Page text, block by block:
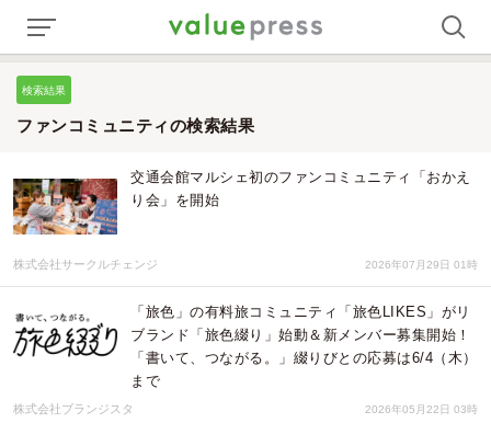
検索結果
ファンコミュニティの検索結果
交通会館マルシェ初のファンコミュニティ「おかえ
り会」を開始
株式会社サークルチェンジ 2026年07月29日 01時
「旅色」の有料旅コミュニティ「旅色LIKES」がリ
ブランド「旅色綴り」始動＆新メンバー募集開始！
「書いて、つながる。」綴りびとの応募は6/4（木）
まで
株式会社ブランジスタ 2026年05月22日 03時